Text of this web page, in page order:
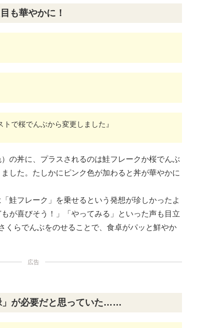
も華やかに！
トで桜でんぶから変更しました』
の丼に、プラスされるのは鮭フレークか桜でんぶ
した。たしかにピンク色が加わると丼が華やかに
鮭フレーク」を乗せるという発想が珍しかったよ
が喜びそう！」「やってみる」といった声も目立
くらでんぶをのせることで、食卓がパッと鮮やか
広告
」が必要だと思っていた……